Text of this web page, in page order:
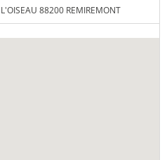
88200 REMIREMONT